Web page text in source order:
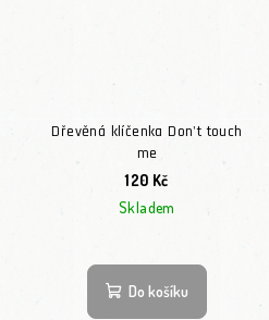
Dřevěná klíčenka Don't touch
me
120 Kč
Skladem
Do košíku